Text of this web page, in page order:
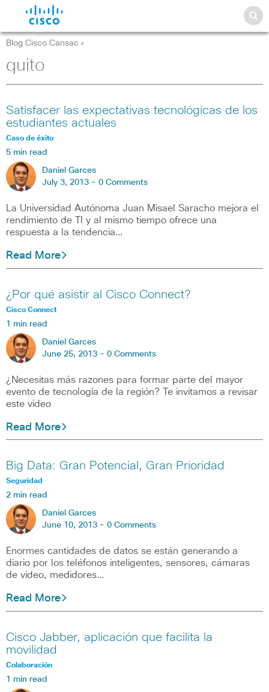
Blog Cisco Cansac >
quito
Satisfacer las expectativas tecnológicas de los
estudiantes actuales
Caso de éxito
5 min read
Daniel Garces
July 3, 2013 - 0 Comments
La Universidad Autónoma Juan Misael Saracho mejora el
rendimiento de TI y al mismo tiempo ofrece una
respuesta a la tendencia…
Read More
¿Por qué asistir al Cisco Connect?
Cisco Connect
1 min read
Daniel Garces
June 25, 2013 - 0 Comments
¿Necesitas más razones para formar parte del mayor
evento de tecnología de la región? Te invitamos a revisar
este video
Read More
Big Data: Gran Potencial, Gran Prioridad
Seguridad
2 min read
Daniel Garces
June 10, 2013 - 0 Comments
Enormes cantidades de datos se están generando a
diario por los teléfonos inteligentes, sensores, cámaras
de video, medidores…
Read More
Cisco Jabber, aplicación que facilita la
movilidad
Colaboración
1 min read